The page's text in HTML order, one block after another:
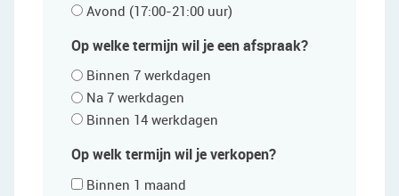
Avond (17:00-21:00 uur)
Op welke termijn wil je een afspraak?
Binnen 7 werkdagen
Na 7 werkdagen
Binnen 14 werkdagen
Op welk termijn wil je verkopen?
Binnen 1 maand